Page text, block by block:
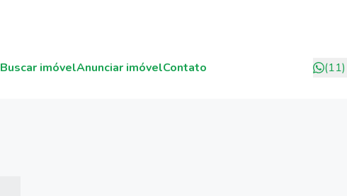
Buscar imóvelAnunciar imóvelContato